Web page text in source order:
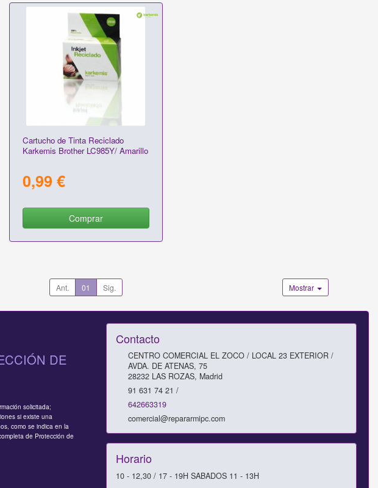
Cartucho de Tinta Reciclado
Karkemis Brother LC985Y/ Amarillo
0,99 €
Comprar
Ant. 01 Sig. Mostrar
DE
solicitada;
si existe una
como se indica en la
de Protección de
Contacto
CENTRO COMERCIAL EL ZOCO / LOCAL 23 EXTERIOR /
AVDA. DE ATENAS, 75
28232 LAS ROZAS, Madrid
91 631 74 21 /
642663319
comercial@repararmipc.com
Horario
10 - 12,30 / 17 - 19H SABADOS 11 - 13H